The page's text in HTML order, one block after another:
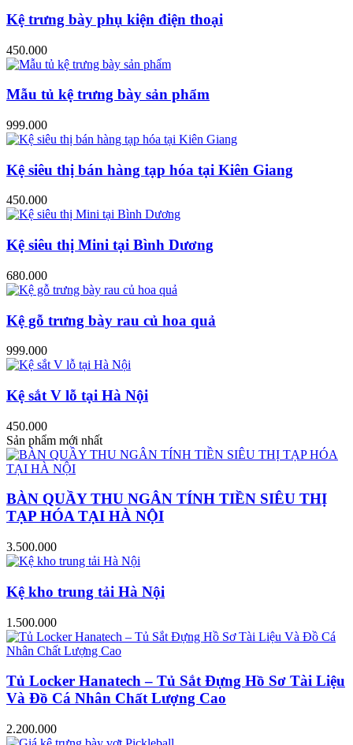
Kệ trưng bày phụ kiện điện thoại
450.000
Mẫu tủ kệ trưng bày sản phẩm
999.000
Kệ siêu thị bán hàng tạp hóa tại Kiên Giang
450.000
Kệ siêu thị Mini tại Bình Dương
680.000
Kệ gỗ trưng bày rau củ hoa quả
999.000
Kệ sắt V lỗ tại Hà Nội
450.000
Sản phẩm mới nhất
BÀN QUẦY THU NGÂN TÍNH TIỀN SIÊU THỊ
TẠP HÓA TẠI HÀ NỘI
3.500.000
Kệ kho trung tải Hà Nội
1.500.000
Tủ Locker Hanatech – Tủ Sắt Đựng Hồ Sơ Tài Liệu
Và Đồ Cá Nhân Chất Lượng Cao
2.200.000